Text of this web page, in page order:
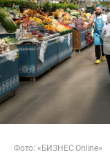
Фото: «БИЗНЕС Online»